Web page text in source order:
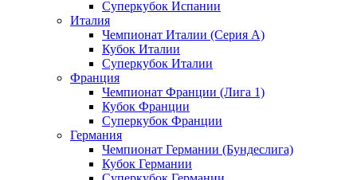
Суперкубок Испании
Италия
Чемпионат Италии (Серия А)
Кубок Италии
Суперкубок Италии
Франция
Чемпионат Франции (Лига 1)
Кубок Франции
Суперкубок Франции
Германия
Чемпионат Германии (Бундеслига)
Кубок Германии